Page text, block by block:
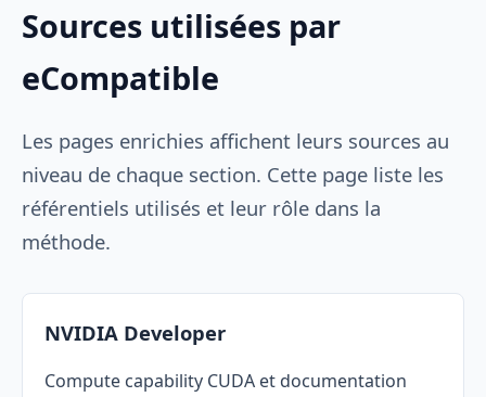
Sources utilisées par
eCompatible
Les pages enrichies affichent leurs sources au
niveau de chaque section. Cette page liste les
référentiels utilisés et leur rôle dans la
méthode.
NVIDIA Developer
Compute capability CUDA et documentation